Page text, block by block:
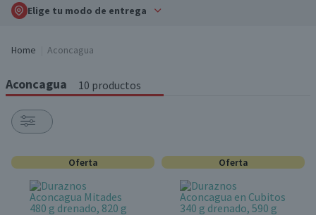
Elige tu modo de entrega
Home Aconcagua
Aconcagua 10 productos
Oferta Oferta